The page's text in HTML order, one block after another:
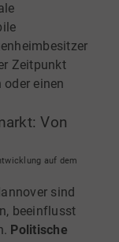
Zeitpunkt
einen
Von
auf dem
sind
beeinflusst
Politische